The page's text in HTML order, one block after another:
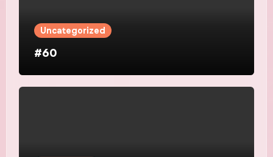
Uncategorized
#60